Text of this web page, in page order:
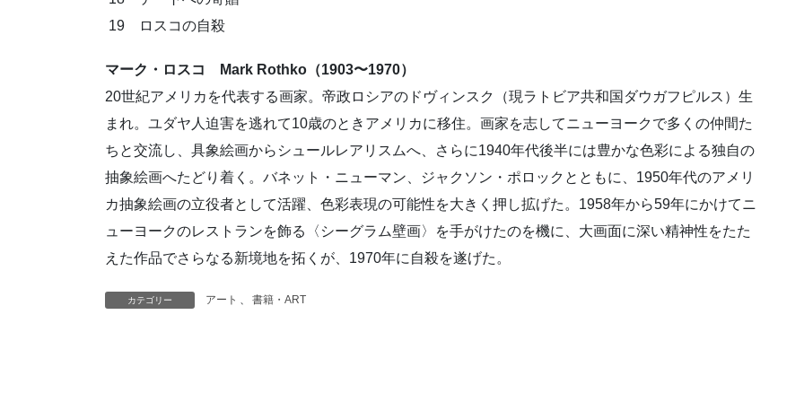
19 ロスコの自殺
マーク・ロスコ Mark Rothko（1903〜1970）
20世紀アメリカを代表する画家。帝政ロシアのドヴィンスク（現ラトビア共和国ダウガフピルス）生
まれ。ユダヤ人迫害を逃れて10歳のときアメリカに移住。画家を志してニューヨークで多くの仲間た
ちと交流し、具象絵画からシュールレアリスムへ、さらに1940年代後半には豊かな色彩による独自の
抽象絵画へたどり着く。バネット・ニューマン、ジャクソン・ポロックとともに、1950年代のアメリ
カ抽象絵画の立役者として活躍、色彩表現の可能性を大きく押し拡げた。1958年から59年にかけてニ
ューヨークのレストランを飾る〈シーグラム壁画〉を手がけたのを機に、大画面に深い精神性をたた
えた作品でさらなる新境地を拓くが、1970年に自殺を遂げた。
カテゴリー アート 、 書籍・ART